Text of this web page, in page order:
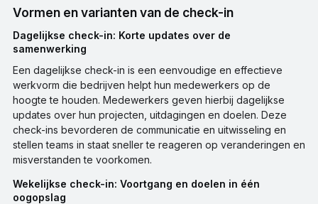
Vormen en varianten van de check-in
Dagelijkse check-in: Korte updates over de
samenwerking
Een dagelijkse check-in is een eenvoudige en effectieve
werkvorm die bedrijven helpt hun medewerkers op de
hoogte te houden. Medewerkers geven hierbij dagelijkse
updates over hun projecten, uitdagingen en doelen. Deze
check-ins bevorderen de communicatie en uitwisseling en
stellen teams in staat sneller te reageren op veranderingen en
misverstanden te voorkomen.
Wekelijkse check-in: Voortgang en doelen in één
oogopslag